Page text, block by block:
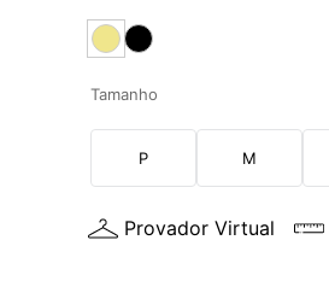
Tamanho
P M
Provador Virtual